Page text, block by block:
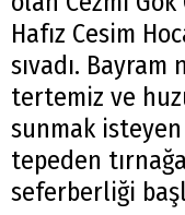
Hafız Cesim
sıvadı.
tertemiz ve
sunmak isteyen
tepeden
seferberliği